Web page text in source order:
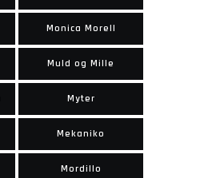
Monica Morell
Muld og Mille
Myter
Mekaniko
Mordillo